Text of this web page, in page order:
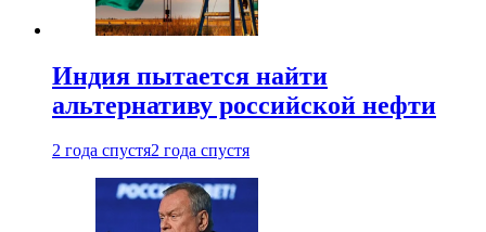
Индия пытается найти
альтернативу российской нефти
2 года спустя2 года спустя